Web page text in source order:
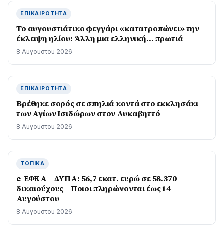
ΕΠΙΚΑΙΡΌΤΗΤΑ
Το αυγουστιάτικο φεγγάρι «κατατροπώνει» την
έκλειψη ηλίου: Άλλη μια ελληνική… πρωτιά
8 Αυγούστου 2026
ΕΠΙΚΑΙΡΌΤΗΤΑ
Βρέθηκε σορός σε σπηλιά κοντά στο εκκλησάκι
των Αγίων Ισιδώρων στον Λυκαβηττό
8 Αυγούστου 2026
ΤΟΠΙΚΆ
e-ΕΦΚΑ – ΔΥΠΑ: 56,7 εκατ. ευρώ σε 58.370
δικαιούχους – Ποιοι πληρώνονται έως 14
Αυγούστου
8 Αυγούστου 2026